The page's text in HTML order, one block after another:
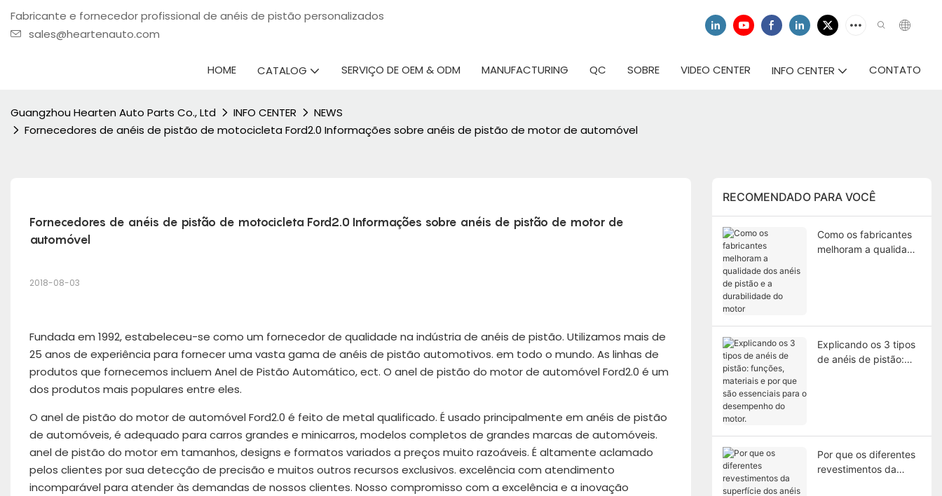
Fabricante e fornecedor profissional de anéis de pistão personalizados
sales@heartenauto.com
HOME CATALOG SERVIÇO DE OEM & ODM MANUFACTURING QC SOBRE VIDEO CENTER INFO CENTER CONTATO
Guangzhou Hearten Auto Parts Co., Ltd INFO CENTER
NEWS
Fornecedores de anéis de pistão de motocicleta Ford2.0 Informações sobre anéis de pistão de motor de automóvel
Fornecedores de anéis de pistão de motocicleta Ford2.0 Informações sobre anéis de pistão de motor de
automóvel
2018-08-03
Fundada em 1992, estabeleceu-se como um fornecedor de qualidade na indústria de anéis de pistão. Utilizamos mais de
25 anos de experiência para fornecer uma vasta gama de anéis de pistão automotivos. em todo o mundo. As linhas de
produtos que fornecemos incluem Anel de Pistão Automático, ect. O anel de pistão do motor de automóvel Ford2.0 é um
dos produtos mais populares entre eles.
O anel de pistão do motor de automóvel Ford2.0 é feito de metal qualificado. É usado principalmente em anéis de pistão
de automóveis, é adequado para carros grandes e minicarros, modelos completos de grandes marcas de automóveis.
anel de pistão do motor em tamanhos, designs e formatos variados a preços muito razoáveis. É altamente aclamado
pelos clientes por sua detecção de precisão e muitos outros recursos exclusivos. excelência com atendimento
incomparável para atender às demandas de nossos clientes. Nosso compromisso com a excelência e a inovação
RECOMENDADO PARA VOCÊ
Como os fabricantes
melhoram a qualidade
Explicando os 3 tipos
de anéis de pistão:
Por que os diferentes
revestimentos da